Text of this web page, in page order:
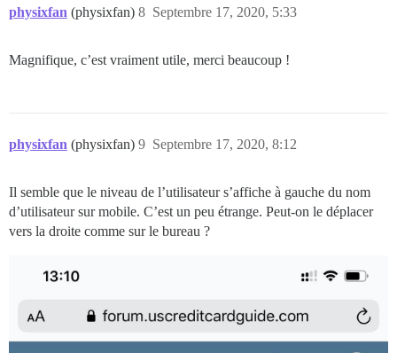
physixfan (physixfan) Septembre 17, 2020, 5:33
8
Magnifique, c’est vraiment utile, merci beaucoup !
physixfan (physixfan) Septembre 17, 2020, 8:12
9
Il semble que le niveau de l’utilisateur s’affiche à gauche du nom
d’utilisateur sur mobile. C’est un peu étrange. Peut-on le déplacer
vers la droite comme sur le bureau ?